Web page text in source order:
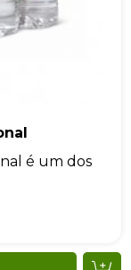
é um dos